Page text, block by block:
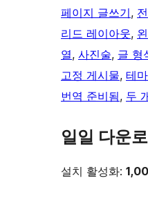
페이지 글쓰기,
리드 레이아웃,
열, 사진술, 글 형
고정 게시물, 테
번역 준비됨, 두
일일 다운
설치 활성화: